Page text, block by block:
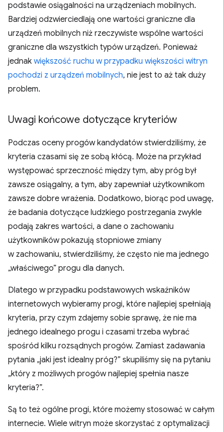
podstawie osiągalności na urządzeniach mobilnych.
Bardziej odzwierciedlają one wartości graniczne dla
urządzeń mobilnych niż rzeczywiste wspólne wartości
graniczne dla wszystkich typów urządzeń. Ponieważ
jednak większość ruchu w przypadku większości witryn
pochodzi z urządzeń mobilnych, nie jest to aż tak duży
problem.
Uwagi końcowe dotyczące kryteriów
Podczas oceny progów kandydatów stwierdziliśmy, że
kryteria czasami się ze sobą kłócą. Może na przykład
występować sprzeczność między tym, aby próg był
zawsze osiągalny, a tym, aby zapewniał użytkownikom
zawsze dobre wrażenia. Dodatkowo, biorąc pod uwagę,
że badania dotyczące ludzkiego postrzegania zwykle
podają zakres wartości, a dane o zachowaniu
użytkowników pokazują stopniowe zmiany
w zachowaniu, stwierdziliśmy, że często nie ma jednego
„właściwego” progu dla danych.
Dlatego w przypadku podstawowych wskaźników
internetowych wybieramy progi, które najlepiej spełniają
kryteria, przy czym zdajemy sobie sprawę, że nie ma
jednego idealnego progu i czasami trzeba wybrać
spośród kilku rozsądnych progów. Zamiast zadawania
pytania „jaki jest idealny próg?” skupiliśmy się na pytaniu
„który z możliwych progów najlepiej spełnia nasze
kryteria?”.
Są to też ogólne progi, które możemy stosować w całym
internecie. Wiele witryn może skorzystać z optymalizacji